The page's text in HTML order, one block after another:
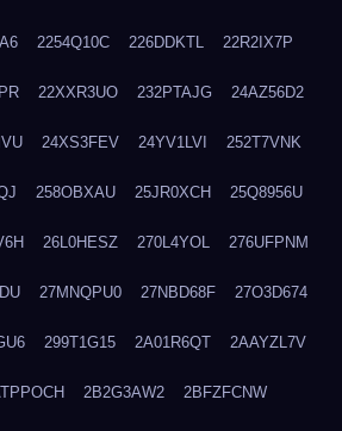
2254Q10C 226DDKTL 22R2IX7P
22XXR3UO 232PTAJG 24AZ56D2
24XS3FEV 24YV1LVI 252T7VNK
258OBXAU 25JR0XCH 25Q8956U
26L0HESZ 270L4YOL 276UFPNM
27MNQPU0 27NBD68F 27O3D674
299T1G15 2A01R6QT 2AAYZL7V
2B2G3AW2 2BFZFCNW